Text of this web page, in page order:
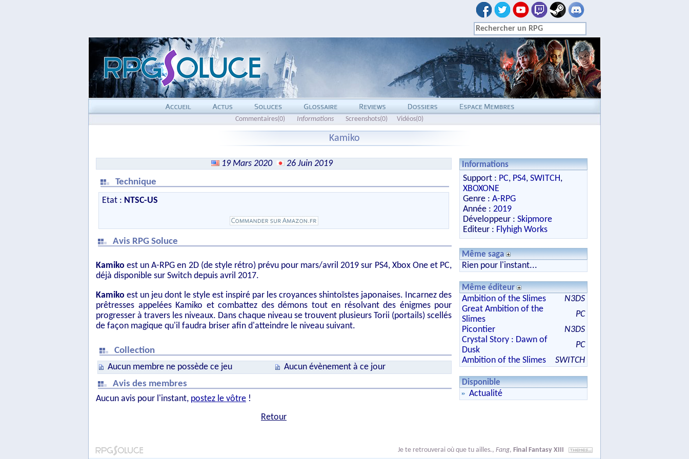
Commentaires(0) Informations Screenshots(0) Vidéos(0)
Kamiko
19 Mars 2020
26 Juin 2019
Technique
Etat : NTSC-US
Avis RPG Soluce
Kamiko est un A-RPG en 2D (de style rétro) prévu pour mars/avril 2019 sur PS4, Xbox One et PC,
déjà disponible sur Switch depuis avril 2017.
Kamiko est un jeu dont le style est inspiré par les croyances shintoïstes japonaises. Incarnez des
prêtresses appelées Kamiko et combattez des démons tout en résolvant des énigmes pour
progresser à travers les niveaux. Dans chaque niveau se trouvent plusieurs Torii (portails) scellés
de façon magique qu'il faudra briser afin d'atteindre le niveau suivant.
Collection
Aucun membre ne possède ce jeu
Aucun évènement à ce jour
Avis des membres
Aucun avis pour l'instant, postez le vôtre !
Retour
Informations
Support : PC, PS4, SWITCH,
XBOXONE
Genre : A-RPG
Année : 2019
Développeur : Skipmore
Editeur : Flyhigh Works
Même saga
Rien pour l'instant...
Même éditeur
Ambition of the Slimes
N3DS
Great Ambition of the
Slimes
PC
Picontier
N3DS
Crystal Story : Dawn of
Dusk
PC
Ambition of the Slimes
SWITCH
Disponible
Actualité
Je te retrouverai où que tu ailles., Fang, Final Fantasy XIII